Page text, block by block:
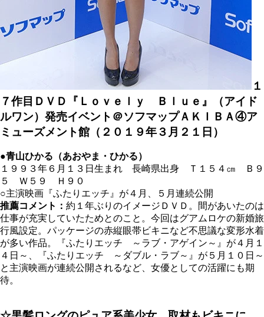
１
７作目ＤＶＤ『Ｌｏｖｅｌｙ Ｂｌｕｅ』（アイド
ルワン）発売イベント＠ソフマップＡＫＩＢＡ④ア
ミューズメント館（２０１９年３月２１日）
●青山ひかる（あおやま・ひかる）
１９９３年６月１３日生まれ 長崎県出身 Ｔ１５４ ㎝ Ｂ９
５ Ｗ５９ Ｈ９０
○主演映画『ふたりエッチ』が４月、５月連続公開
推薦コメント： 約１年ぶりのイメージＤＶＤ。間があいたのは
仕事が充実していたためとのこと。今回はグアムロケの新婚旅
行風設定。パッケージの赤縦眼帯ビキニなど不思議な変形水着
が多い作品。『ふたりエッチ ～ラブ・アゲイン～』が４月１
４日～、『ふたりエッチ ～ダブル・ラブ～』が５月１０日～
と主演映画が連続公開されるなど、女優としての活躍にも期
待。